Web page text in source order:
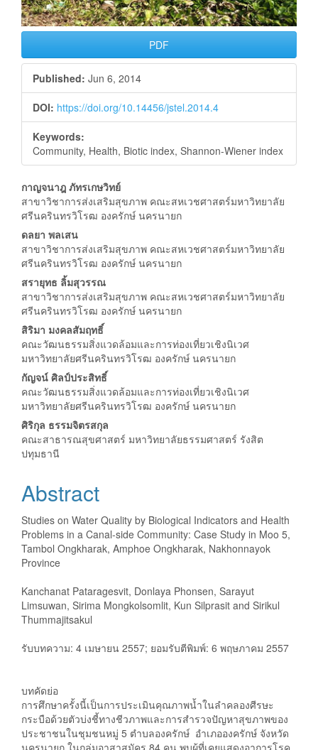
PDF
Published: Jun 6, 2014
DOI: https://doi.org/10.14456/jstel.2014.4
Keywords:
Community, Health, Biotic index, Shannon-Wiener index
Main
Article
Content
กาญจนาฎ ภัทรเกษวิทย์
สาขาวิชาการส่งเสริมสุขภาพ คณะสหเวชศาสตร์มหาวิทยาลัย
ศรีนครินทรวิโรฒ องครักษ์ นครนายก
ดลยา พลเสน
สาขาวิชาการส่งเสริมสุขภาพ คณะสหเวชศาสตร์มหาวิทยาลัย
ศรีนครินทรวิโรฒ องครักษ์ นครนายก
สรายุทธ ลิ้มสุวรรณ
สาขาวิชาการส่งเสริมสุขภาพ คณะสหเวชศาสตร์มหาวิทยาลัย
ศรีนครินทรวิโรฒ องครักษ์ นครนายก
สิริมา มงคลสัมฤทธิ์
คณะวัฒนธรรมสิ่งแวดล้อมและการท่องเที่ยวเชิงนิเวศ
มหาวิทยาลัยศรีนครินทรวิโรฒ องครักษ์ นครนายก
กัญจน์ ศิลป์ประสิทธิ์
คณะวัฒนธรรมสิ่งแวดล้อมและการท่องเที่ยวเชิงนิเวศ
มหาวิทยาลัยศรีนครินทรวิโรฒ องครักษ์ นครนายก
ศิริกุล ธรรมจิตรสกุล
คณะสาธารณสุขศาสตร์ มหาวิทยาลัยธรรมศาสตร์ รังสิต
ปทุมธานี
Abstract
Studies on Water Quality by Biological Indicators and Health
Problems in a Canal-side Community: Case Study in Moo 5,
Tambol Ongkharak, Amphoe Ongkharak, Nakhonnayok
Province
Kanchanat Pataragesvit, Donlaya Phonsen, Sarayut
Limsuwan, Sirima Mongkolsomlit, Kun Silprasit and Sirikul
Thummajitsakul
รับบทความ: 4 เมษายน 2557; ยอมรับตีพิมพ์: 6 พฤษภาคม 2557
บทคัดย่อ
การศึกษาครั้งนี้เป็นการประเมินคุณภาพน้ำในลำคลองศีรษะ
กระบือด้วยตัวบ่งชี้ทางชีวภาพและการสำรวจปัญหาสุขภาพของ
ประชาชนในชุมชนหมู่ 5 ตำบลองครักษ์ อำเภอองครักษ์ จังหวัด